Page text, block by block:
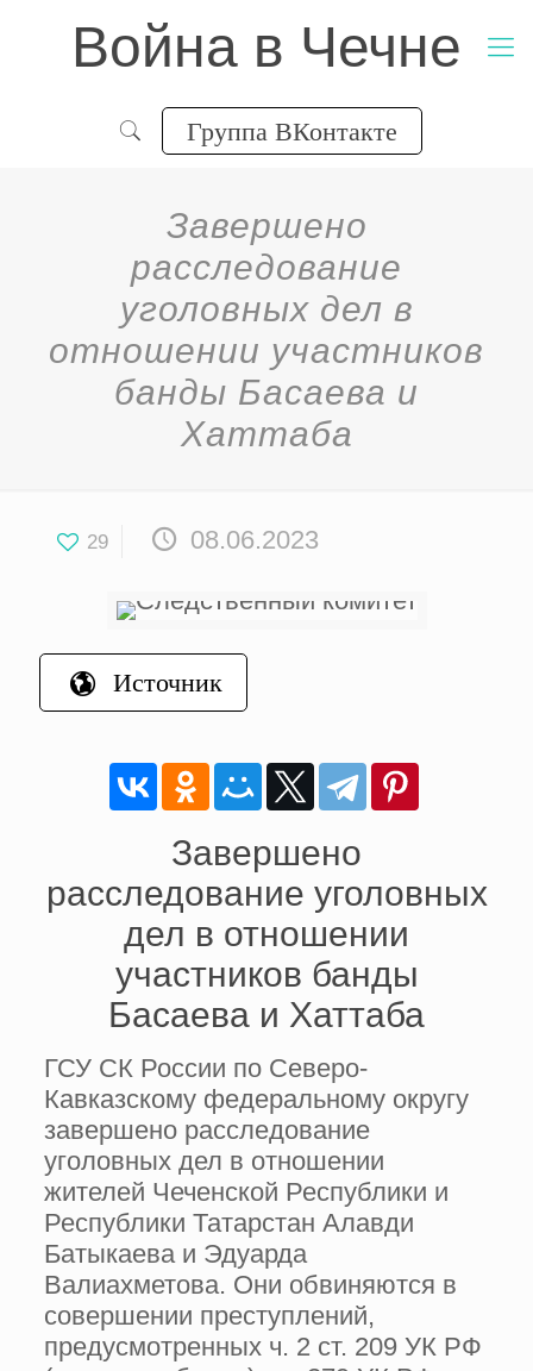
Война в Чечне
Группа ВКонтакте
Завершено
расследование
уголовных дел в
отношении участников
банды Басаева и
Хаттаба
29 08.06.2023
Источник
Завершено
расследование уголовных
дел в отношении
участников банды
Басаева и Хаттаба
ГСУ СК России по Северо-
Кавказскому федеральному округу
завершено расследование
уголовных дел в отношении
жителей Чеченской Республики и
Республики Татарстан Алавди
Батыкаева и Эдуарда
Валиахметова. Они обвиняются в
совершении преступлений,
предусмотренных ч. 2 ст. 209 УК РФ